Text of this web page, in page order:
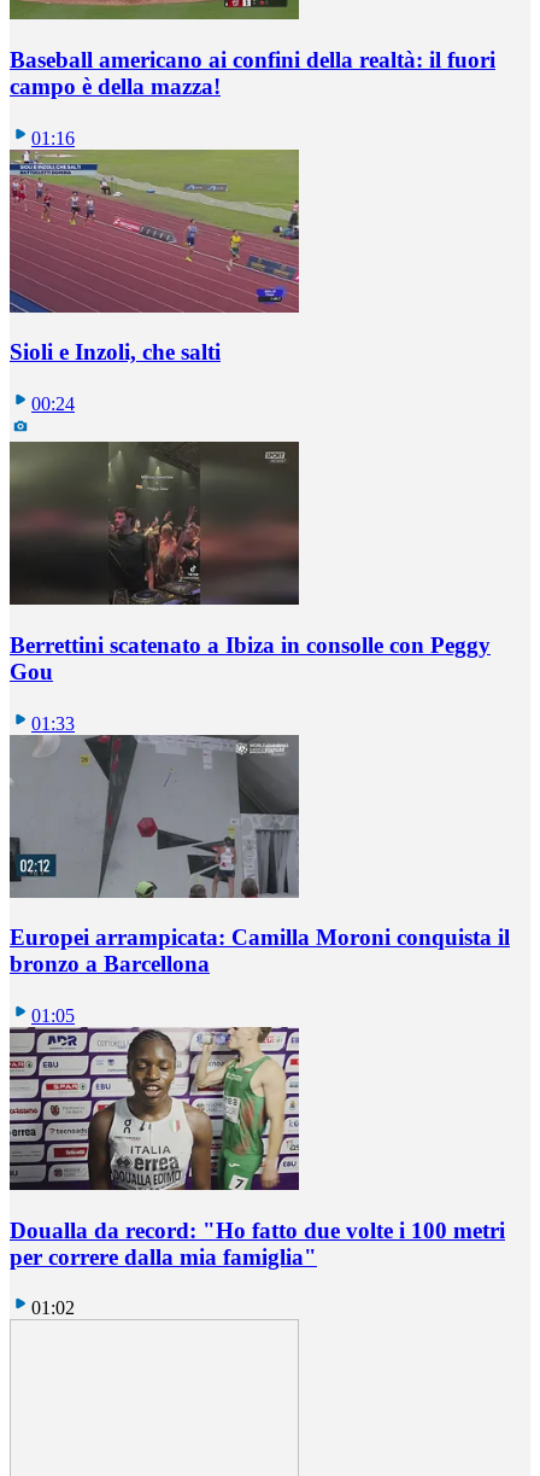
Baseball americano ai confini della realtà: il fuori
campo è della mazza!
01:16
Sioli e Inzoli, che salti
00:24
Berrettini scatenato a Ibiza in consolle con Peggy
Gou
01:33
Europei arrampicata: Camilla Moroni conquista il
bronzo a Barcellona
01:05
Doualla da record: "Ho fatto due volte i 100 metri
per correre dalla mia famiglia"
01:02